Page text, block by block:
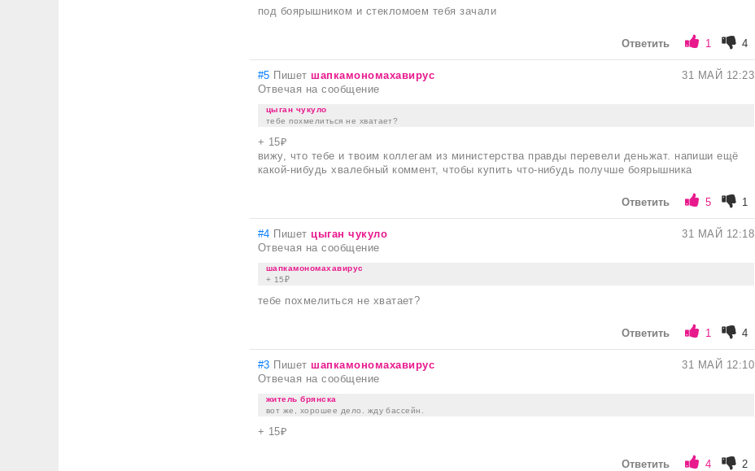
под боярышником и стекломоем тебя зачали
Ответить 1 4
#5 Пишет шапкамономахавирус
31 МАЙ 12:23
Отвечая на сообщение
цыган чукуло
тебе похмелиться не хватает?
+ 15₽
вижу, что тебе и твоим коллегам из министерства правды перевели деньжат. напиши ещё
какой-нибудь хвалебный коммент, чтобы купить что-нибудь получше боярышника
Ответить 5 1
#4 Пишет цыган чукуло
31 МАЙ 12:18
Отвечая на сообщение
шапкамономахавирус
+ 15₽
тебе похмелиться не хватает?
Ответить 1 4
#3 Пишет шапкамономахавирус
31 МАЙ 12:10
Отвечая на сообщение
житель брянска
вот же, хорошее дело. жду бассейн.
+ 15₽
Ответить 4 2